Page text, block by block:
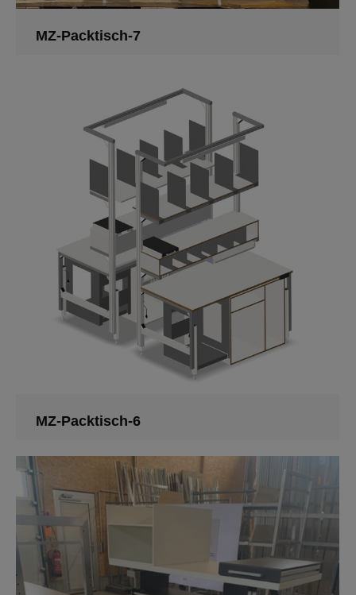
MZ-Packtisch-7
MZ-Packtisch-6